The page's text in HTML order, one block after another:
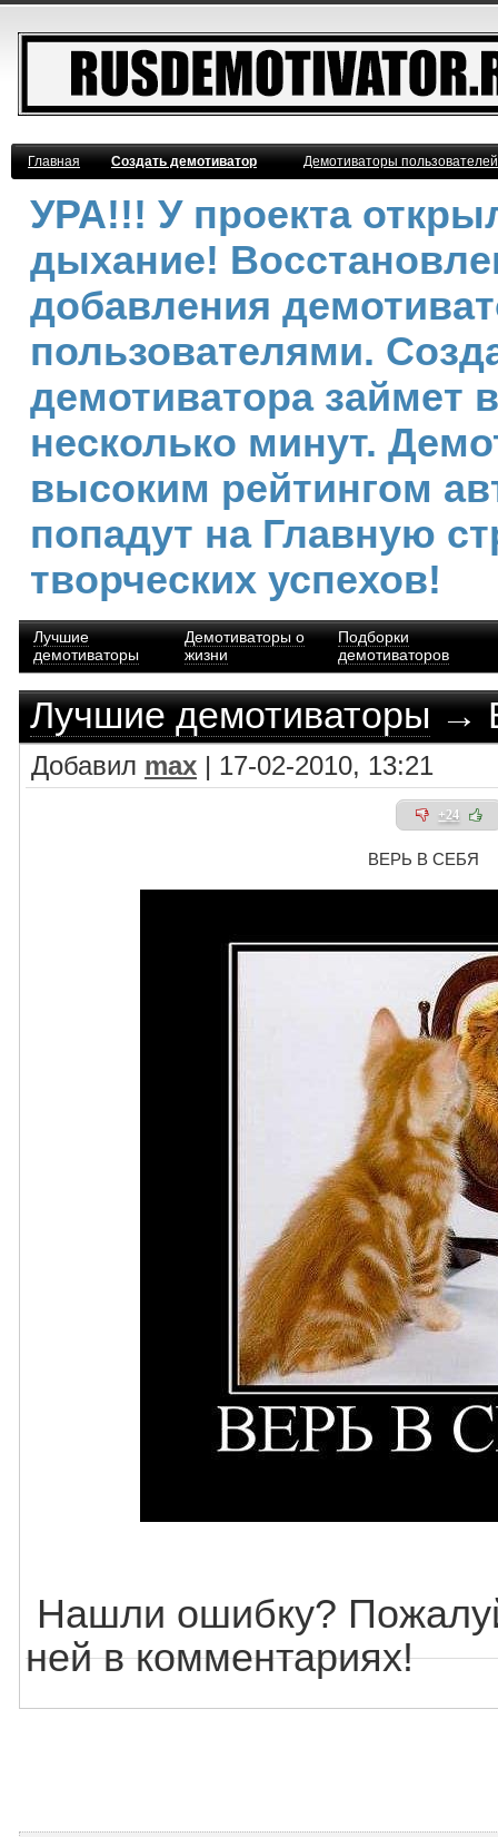
Главная Создать демотиватор Демотиваторы
УРА!!! У проекта
дыхание!
добавления
пользователями.
демотиватора займет
несколько минут.
высоким рейтингом
попадут на Главную
творческих успехов!
Лучшие
демотиваторы
Демотиваторы о
жизни
Подборки
демотиваторов
Лучшие демотиваторы→
Добавил max | 17-02-2010, 13:21
+24
ВЕРЬ В СЕБЯ
Нашли ошибку?
ней в комментариях!